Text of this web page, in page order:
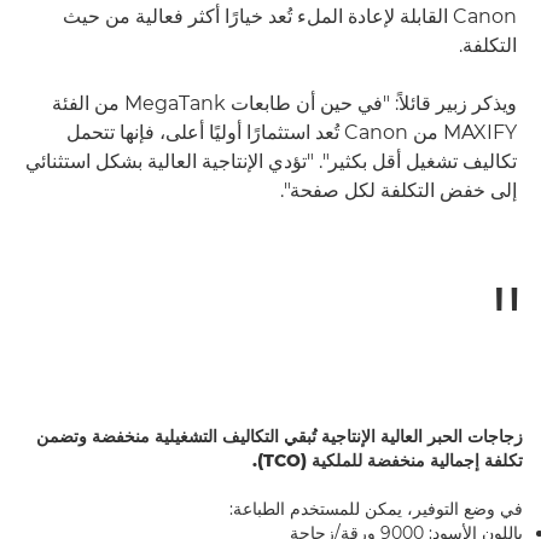
Canon القابلة لإعادة الملء تُعد خيارًا أكثر فعالية من حيث
التكلفة.
ويذكر زبير قائلاً: "في حين أن طابعات MegaTank من الفئة
MAXIFY من Canon تُعد استثمارًا أوليًا أعلى، فإنها تتحمل
تكاليف تشغيل أقل بكثير". "تؤدي الإنتاجية العالية بشكل استثنائي
إلى خفض التكلفة لكل صفحة".
زجاجات الحبر العالية الإنتاجية تُبقي التكاليف التشغيلية منخفضة وتضمن
تكلفة إجمالية منخفضة للملكية (TCO).
في وضع التوفير، يمكن للمستخدم الطباعة:
باللون الأسود: 9000 ورقة/زجاجة